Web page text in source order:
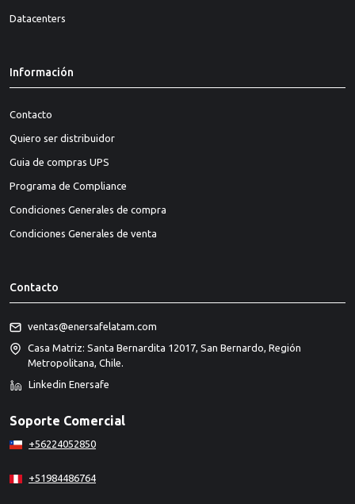
Datacenters
Información
Contacto
Quiero ser distribuidor
Guia de compras UPS
Programa de Compliance
Condiciones Generales de compra
Condiciones Generales de venta
Contacto
ventas@enersafelatam.com
Casa Matriz: Santa Bernardita 12017, San Bernardo, Región
Metropolitana, Chile.
Linkedin Enersafe
Soporte Comercial
+56224052850
+51984486764